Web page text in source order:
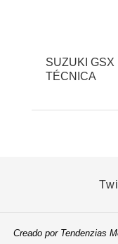
SUZUKI GSX
TÉCNICA
Creado por Tendenzias